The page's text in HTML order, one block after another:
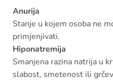
Anurija
Stanje u kojem osoba ne
primjenjivati.
Hiponatremija
Smanjena razina natrija u
slabost, smetenost ili